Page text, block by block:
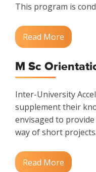
This program is
Read More
M Sc
Inter-University
supplement their
envisaged to
way of short
Read More